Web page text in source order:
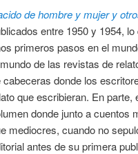
de hombre y mujer y
entre 1950 y 1954,
primeros pasos en el
de las revistas de
cabeceras donde los
que escribieran. En
donde junto a cuentos
mediocres, cuando no
antes de su primera